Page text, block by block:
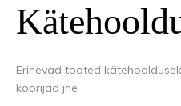
Erinevad tooted
koorijad jne